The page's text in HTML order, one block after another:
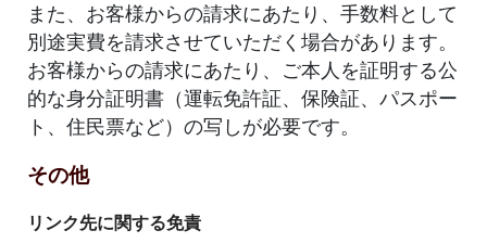
また、お客様からの請求にあたり、手数料として
別途実費を請求させていただく場合があります。
お客様からの請求にあたり、ご本人を証明する公
的な身分証明書（運転免許証、保険証、パスポー
ト、住民票など）の写しが必要です。
その他
リンク先に関する免責